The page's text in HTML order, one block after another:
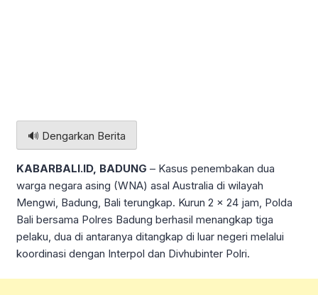
🔊 Dengarkan Berita
KABARBALI.ID, BADUNG – Kasus penembakan dua
warga negara asing (WNA) asal Australia di wilayah
Mengwi, Badung, Bali terungkap. Kurun 2 x 24 jam, Polda
Bali bersama Polres Badung berhasil menangkap tiga
pelaku, dua di antaranya ditangkap di luar negeri melalui
koordinasi dengan Interpol dan Divhubinter Polri.